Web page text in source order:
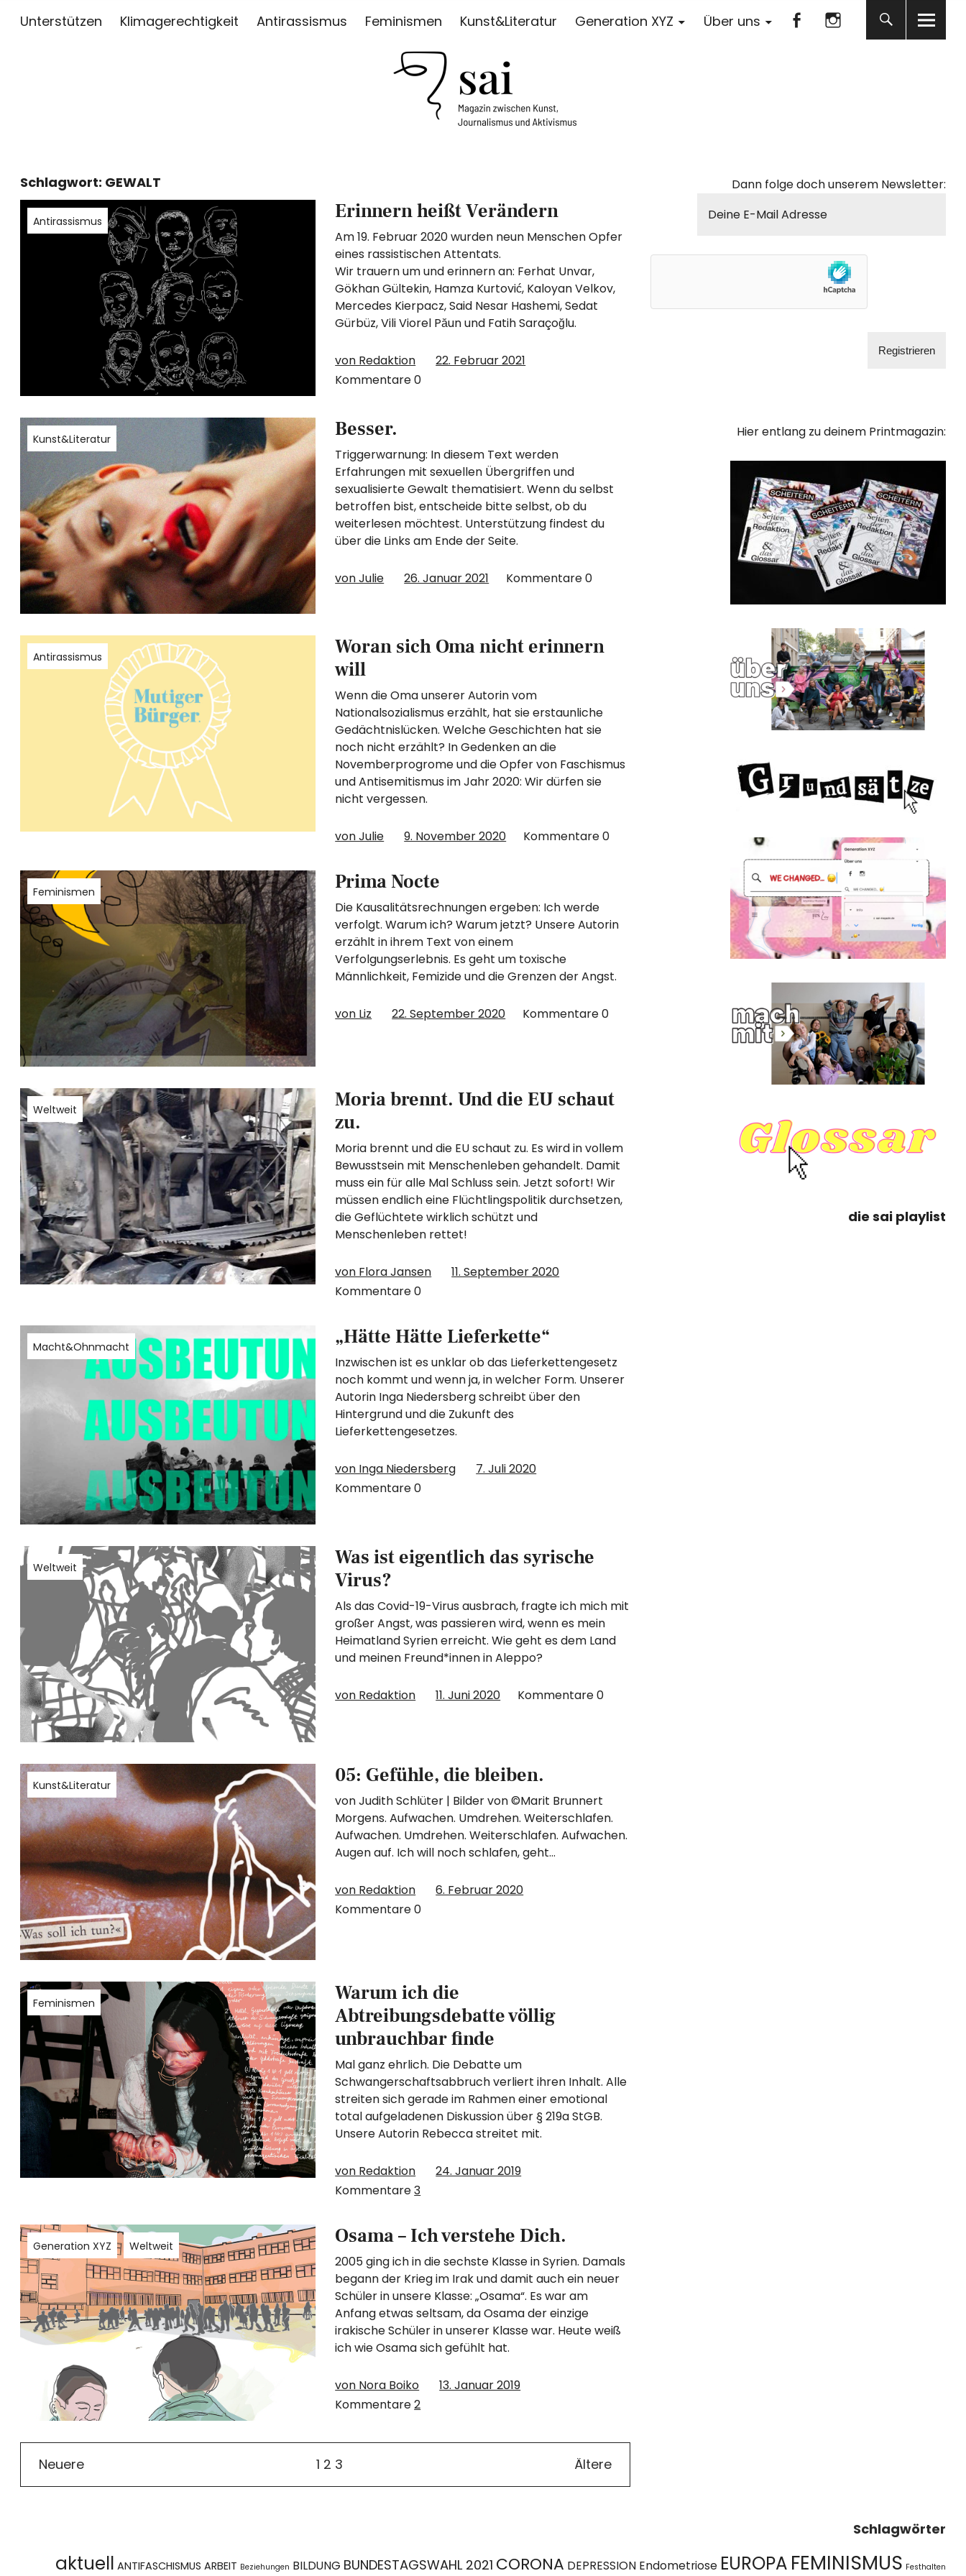
Unterstützen Klimagerechtigkeit Antirassismus Feminismen Kunst&Literatur Generation XYZ Über uns
FacebookInstagram
Schlagwort: GEWALT
Antirassismus Erinnern heißt Verändern
Am 19. Februar 2020 wurden neun Menschen Opfer
eines rassistischen Attentats.
Wir trauern um und erinnern an: Ferhat Unvar,
Gökhan Gültekin, Hamza Kurtović, Kaloyan Velkov,
Mercedes Kierpacz, Said Nesar Hashemi, Sedat
Gürbüz, Vili Viorel Păun und Fatih Saraçoğlu.
von Redaktion
22. Februar 2021
Kommentare0
Kunst&Literatur Besser.
Triggerwarnung: In diesem Text werden
Erfahrungen mit sexuellen Übergriffen und
sexualisierte Gewalt thematisiert. Wenn du selbst
betroffen bist, entscheide bitte selbst, ob du
weiterlesen möchtest. Unterstützung findest du
über die Links am Ende der Seite.
von Julie 26. Januar 2021 Kommentare0
Antirassismus
Woran sich Oma nicht erinnern
will
Wenn die Oma unserer Autorin vom
Nationalsozialismus erzählt, hat sie erstaunliche
Gedächtnislücken. Welche Geschichten hat sie
noch nicht erzählt? In Gedenken an die
Novemberprogrome und die Opfer von Faschismus
und Antisemitismus im Jahr 2020: Wir dürfen sie
nicht vergessen.
von Julie 9. November 2020 Kommentare0
Feminismen Prima Nocte
Die Kausalitätsrechnungen ergeben: Ich werde
verfolgt. Warum ich? Warum jetzt? Unsere Autorin
erzählt in ihrem Text von einem
Verfolgungserlebnis. Es geht um toxische
Männlichkeit, Femizide und die Grenzen der Angst.
von Liz 22. September 2020 Kommentare0
Weltweit
Moria brennt. Und die EU schaut
zu.
Moria brennt und die EU schaut zu. Es wird in vollem
Bewusstsein mit Menschenleben gehandelt. Damit
muss ein für alle Mal Schluss sein. Jetzt sofort! Wir
müssen endlich eine Flüchtlingspolitik durchsetzen,
die Geflüchtete wirklich schützt und
Menschenleben rettet!
von Flora Jansen
11. September 2020
Kommentare0
Macht&Ohnmacht „Hätte Hätte Lieferkette“
Inzwischen ist es unklar ob das Lieferkettengesetz
noch kommt und wenn ja, in welcher Form. Unserer
Autorin Inga Niedersberg schreibt über den
Hintergrund und die Zukunft des
Lieferkettengesetzes.
von Inga Niedersberg
7. Juli 2020
Kommentare0
Weltweit
Was ist eigentlich das syrische
Virus?
Als das Covid-19-Virus ausbrach, fragte ich mich mit
großer Angst, was passieren wird, wenn es mein
Heimatland Syrien erreicht. Wie geht es dem Land
und meinen Freund*innen in Aleppo?
von Redaktion 11. Juni 2020 Kommentare0
Kunst&Literatur 05: Gefühle, die bleiben.
von Judith Schlüter | Bilder von ©Marit Brunnert
Morgens. Aufwachen. Umdrehen. Weiterschlafen.
Aufwachen. Umdrehen. Weiterschlafen. Aufwachen.
Augen auf. Ich will noch schlafen, geht…
von Redaktion
6. Februar 2020
Kommentare0
Feminismen
Warum ich die
Abtreibungsdebatte völlig
unbrauchbar finde
Mal ganz ehrlich. Die Debatte um
Schwangerschaftsabbruch verliert ihren Inhalt. Alle
streiten sich gerade im Rahmen einer emotional
total aufgeladenen Diskussion über § 219a StGB.
Unsere Autorin Rebecca streitet mit.
von Redaktion
24. Januar 2019
Kommentare3
Generation XYZ Weltweit Osama – Ich verstehe Dich.
2005 ging ich in die sechste Klasse in Syrien. Damals
begann der Krieg im Irak und damit auch ein neuer
Schüler in unsere Klasse: „Osama“. Es war am
Anfang etwas seltsam, da Osama der einzige
irakische Schüler in unserer Klasse war. Heute weiß
ich wie Osama sich gefühlt hat.
von Nora Boiko
13. Januar 2019
Kommentare2
Neuere 1 2 3 Ältere
Dann folge doch unserem Newsletter:
Hier entlang zu deinem Printmagazin:
die sai playlist
Schlagwörter
aktuell ANTIFASCHISMUS ARBEIT Beziehungen BILDUNG BUNDESTAGSWAHL 2021 CORONA DEPRESSION Endometriose EUROPA FEMINISMUS Festhalten